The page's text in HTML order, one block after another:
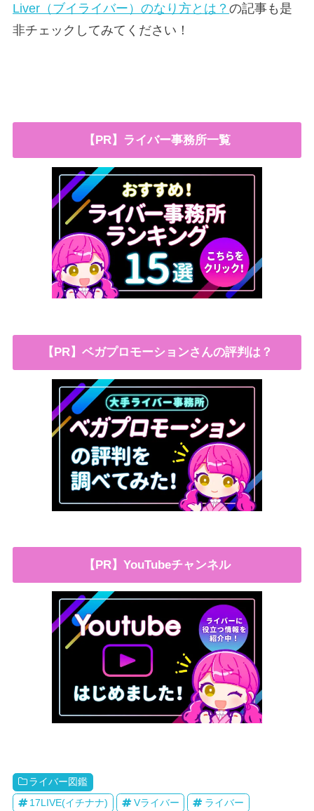
Liver（ブイライバー）のなり方とは？ の記事も是
非チェックしてみてください！
【PR】ライバー事務所一覧
【PR】ベガプロモーションさんの評判は？
【PR】YouTubeチャンネル
ライバー図鑑
17LIVE(イチナナ)
Vライバー
ライバー